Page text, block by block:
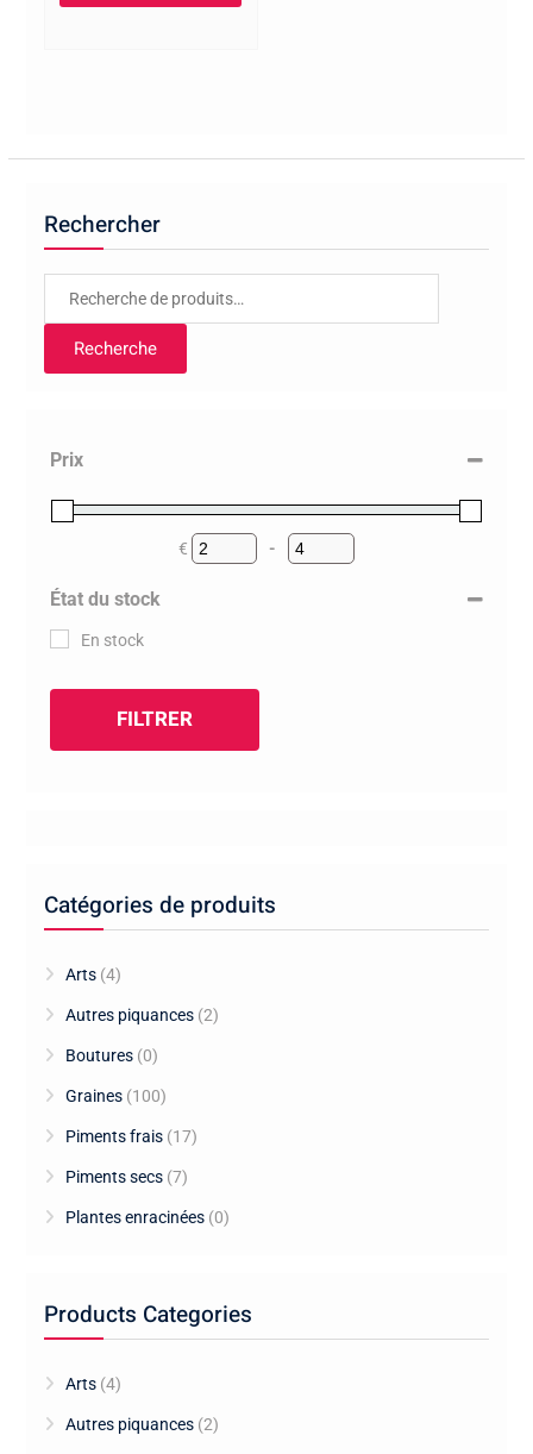
Rechercher
Recherche
Prix
€
Minimum Price
-
Maximum Price
État du stock
En stock
FILTRER
Catégories de produits
Arts (4)
Autres piquances (2)
Boutures (0)
Graines (100)
Piments frais (17)
Piments secs (7)
Plantes enracinées (0)
Products Categories
Arts (4)
Autres piquances (2)